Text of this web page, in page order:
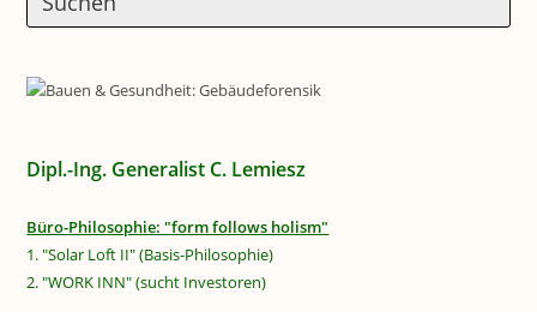
Dipl.-Ing. Generalist C. Lemiesz
Büro-Philosophie: "form follows holism"
1. "Solar Loft II" (Basis-Philosophie)
2. "WORK INN" (sucht Investoren)